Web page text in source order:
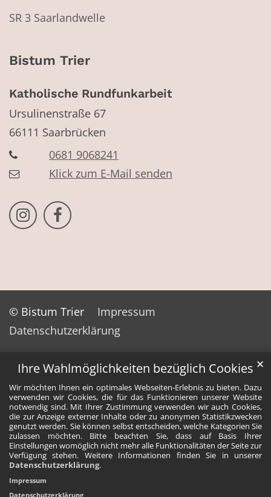
Ihre Wahlmöglichkeiten bezüglich Cookies
Wir möchten Ihnen ein optimales Webseiten-Erlebnis zu bieten. Dazu
verwenden wir Cookies, die für das Funktionieren unserer Website
notwendig sind. Mit Ihrer Zustimmung verwenden wir auch Cookies,
die zur Anzeige externer Inhalte oder zu anonymen Statistikzwecken
genutzt werden. Sie können selbst entscheiden, welche Kategorien Sie
zulassen möchten. Bitte beachten Sie, dass auf Basis Ihrer
Einstellungen womöglich nicht mehr alle Funktionalitäten der Seite zur
Verfügung stehen. Weitere Informationen finden Sie in unserer
Datenschutzerklärung.
✕
Impressum
Datenschutzerklärung
SR 3 Saarlandwelle
Bistum Trier
Katholische Rundfunkarbeit
Ursulinenstraße 67
66111 Saarbrücken
0681 9068241
Klick zum E-Mail senden
Bistum Trier auf Instragram
Bistum Trier auf Facebook
© Bistum Trier
Impressum
Datenschutzerklärung